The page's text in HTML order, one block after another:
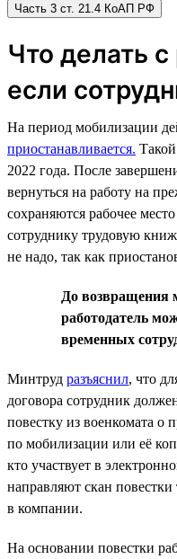
Часть 3 ст. 21.4 КоАП РФ
Что делать
если
На период мобилизации
приостанавливается.
2022 года. После
вернуться на работу на
сохраняются рабочее
сотруднику трудовую
не надо, так как
До возвращения
работодатель
временных
Минтруд разъяснил, что
договора сотрудник
повестку из военкомата о
по мобилизации или её
кто участвует в
направляют скан повестки
в компании.
На основании повестки